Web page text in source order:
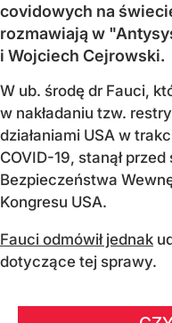
covidowych na
rozmawiają w
i Wojciech Cejrowski.
W ub. środę dr Fauci,
w nakładaniu tzw.
działaniami USA w
COVID-19, stanął
Bezpieczeństwa
Kongresu USA.
Fauci odmówił jednak
dotyczące tej sprawy.